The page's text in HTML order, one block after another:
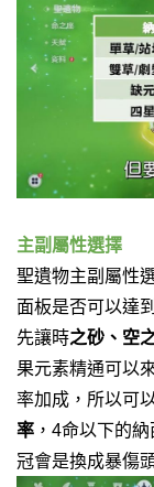
主副屬性選擇
聖遺物主副屬性
面板是否可以達
先讓時之砂、空
果元素精通可以
率加成，所以可
率 ，4命以下的
冠會是換成暴傷